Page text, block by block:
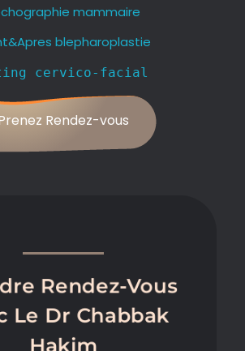
mammaire
blepharoplastie
cervico-facial
Rendez-vous
Rendez-Vous
Le Dr Chabbak
Hakim